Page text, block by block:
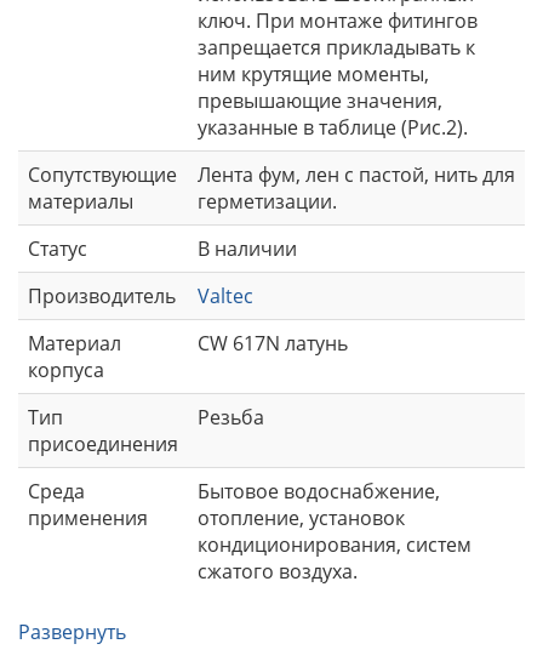
ключ. При монтаже фитингов
запрещается прикладывать к
ним крутящие моменты,
превышающие значения,
указанные в таблице (Рис.2).
Сопутствующие
материалы
Лента фум, лен с пастой, нить для
герметизации.
Статус
В наличии
Производитель
Valtec
Материал
корпуса
CW 617N латунь
Тип
присоединения
Резьба
Среда
применения
Бытовое водоснабжение,
отопление, установок
кондиционирования, систем
сжатого воздуха.
Развернуть